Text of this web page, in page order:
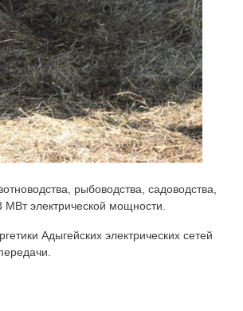
рыбоводства, садоводства,
электрической мощности.
Адыгейских электрических сетей